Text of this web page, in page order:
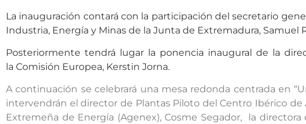
La inauguración contará con la participación del secretario
Industria, Energía y Minas de la Junta de Extremadura, Samuel
Posteriormente tendrá lugar la ponencia inaugural de la
la Comisión Europea, Kerstin Jorna.
A continuación se celebrará una mesa redonda centrada en
intervendrán el director de Plantas Piloto del Centro Ibérico
Extremeña de Energía (Agenex), Cosme Segador, la